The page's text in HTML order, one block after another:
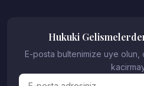
Hukuki
E-posta bultenimize uye olun,